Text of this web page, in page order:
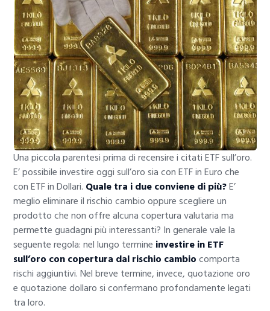
Una piccola parentesi prima di recensire i citati ETF sull’oro.
E’ possibile investire oggi sull’oro sia con ETF in Euro che
con ETF in Dollari. Quale tra i due conviene di più?E’
meglio eliminare il rischio cambio oppure scegliere un
prodotto che non offre alcuna copertura valutaria ma
permette guadagni più interessanti? In generale vale la
seguente regola: nel lungo termine investire in ETF
sull’oro con copertura dal rischio cambiocomporta
rischi aggiuntivi. Nel breve termine, invece, quotazione oro
e quotazione dollaro si confermano profondamente legati
tra loro.